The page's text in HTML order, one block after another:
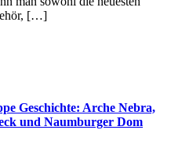
[…]
Geschichte: Arche Nebra,
und Naumburger Dom